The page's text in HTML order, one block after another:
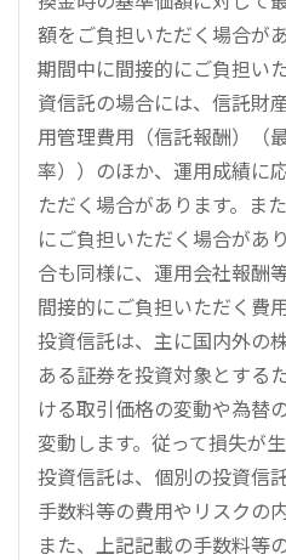
額をご負担いただく場合が
期間中に間接的にご負担い
資信託の場合には、信託財
用管理費用（信託報酬）（
率））のほか、運用成績に
ただく場合があります。ま
にご負担いただく場合があ
合も同様に、運用会社報酬
間接的にご負担いただく費
投資信託は、主に国内外の
ある証券を投資対象とする
ける取引価格の変動や為替
変動します。従って損失が
投資信託は、個別の投資信
手数料等の費用やリスクの
また、上記記載の手数料等